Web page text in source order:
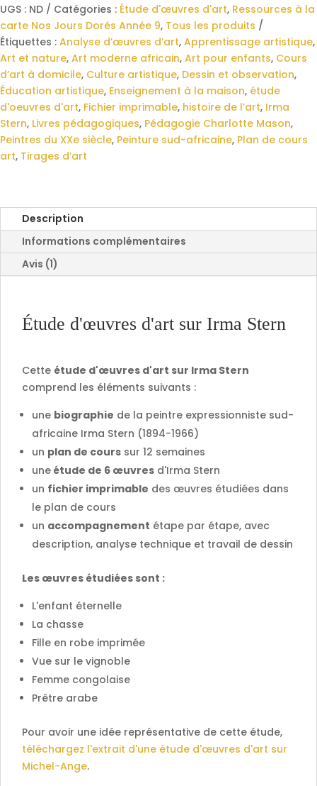
:
étude
d’œuvres
d’art
UGS : ND Catégories : Étude d'œuvres d'art, Ressources à la
carte Nos Jours Dorés Année 9, Tous les produits
Étiquettes : Analyse d’œuvres d’art, Apprentissage artistique,
Art et nature, Art moderne africain, Art pour enfants, Cours
d’art à domicile, Culture artistique, Dessin et observation,
Éducation artistique, Enseignement à la maison, étude
d'oeuvres d'art, Fichier imprimable, histoire de l’art, Irma
Stern, Livres pédagogiques, Pédagogie Charlotte Mason,
Peintres du XXe siècle, Peinture sud-africaine, Plan de cours
art, Tirages d’art
Description
Informations complémentaires
Avis (1)
Étude d'œuvres d'art sur Irma Stern
Cette étude d'œuvres d'art sur Irma Stern
comprend les éléments suivants :
une biographie de la peintre expressionniste sud-
africaine Irma Stern (1894-1966)
un plan de cours sur 12 semaines
une étude de 6 œuvres d'Irma Stern
un fichier imprimable des œuvres étudiées dans
le plan de cours
un accompagnement étape par étape, avec
description, analyse technique et travail de dessin
Les œuvres étudiées sont :
L'enfant éternelle
La chasse
Fille en robe imprimée
Vue sur le vignoble
Femme congolaise
Prêtre arabe
Pour avoir une idée représentative de cette étude,
téléchargez l'extrait d'une étude d'œuvres d'art sur
Michel-Ange.